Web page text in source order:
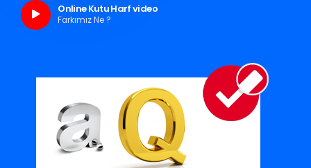
Online Kutu Harf video
Farkımız Ne ?